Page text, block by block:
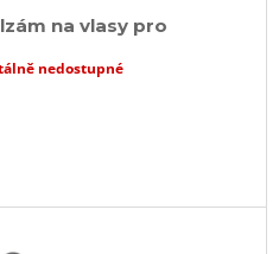
na vlasy pro
nedostupné